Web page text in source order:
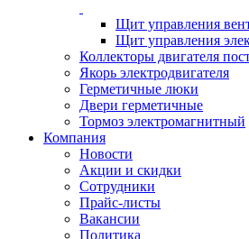
Щит управления
Щит управления
Коллекторы двигателя
Якорь электродвигателя
Герметичные люки
Двери герметичные
Тормоз электромагнитный
Компания
Новости
Акции и скидки
Сотрудники
Прайс-листы
Вакансии
Политика